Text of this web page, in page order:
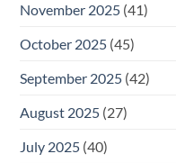
November 2025(41)
October 2025(45)
September 2025(42)
August 2025(27)
July 2025(40)